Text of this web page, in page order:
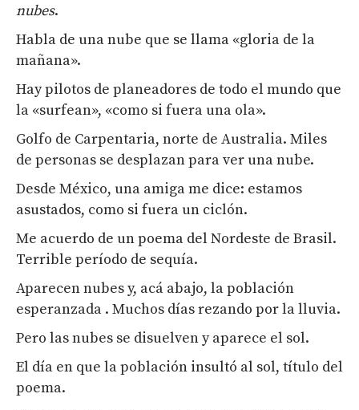
nubes.
Habla de una nube que se llama «gloria de la
mañana».
Hay pilotos de planeadores de todo el mundo que
la «surfean», «como si fuera una ola».
Golfo de Carpentaria, norte de Australia. Miles
de personas se desplazan para ver una nube.
Desde México, una amiga me dice: estamos
asustados, como si fuera un ciclón.
Me acuerdo de un poema del Nordeste de Brasil.
Terrible período de sequía.
Aparecen nubes y, acá abajo, la población
esperanzada . Muchos días rezando por la lluvia.
Pero las nubes se disuelven y aparece el sol.
El día en que la población insultó al sol, título del
poema.